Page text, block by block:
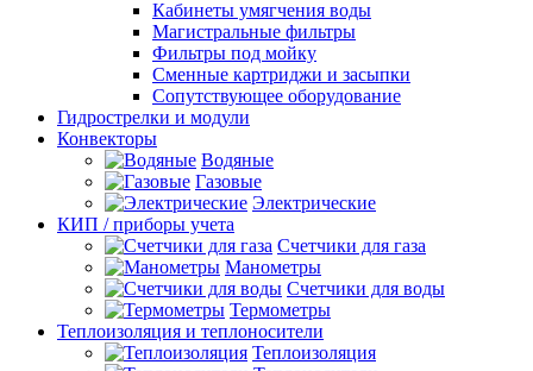
Кабинеты умягчения воды
Магистральные фильтры
Фильтры под мойку
Сменные картриджи и засыпки
Сопутствующее оборудование
Гидрострелки и модули
Конвекторы
Водяные
Газовые
Электрические
КИП / приборы учета
Счетчики для газа
Манометры
Счетчики для воды
Термометры
Теплоизоляция и теплоносители
Теплоизоляция